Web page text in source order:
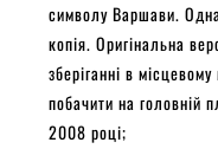
символу Варшави.
копія. Оригінальна
зберіганні в
побачити на головній
2008 році;